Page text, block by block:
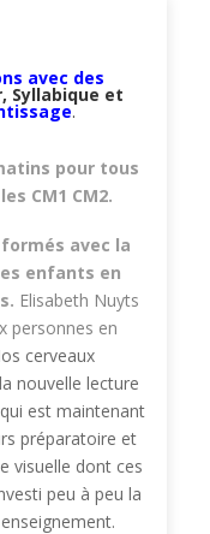
avec des
Syllabique et
.
pour tous
CM1 CM2.
avec la
enfants en
Elisabeth Nuyts
personnes en
cerveaux
nouvelle lecture
est maintenant
préparatoire et
visuelle dont ces
peu à peu la